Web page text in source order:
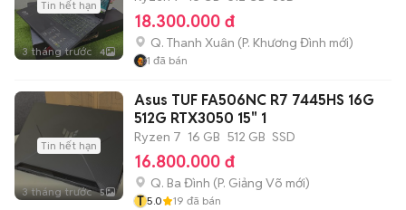
Tin hết hạn
3 tháng trước 4
18.300.000 đ
Q. Thanh Xuân (P. Khương Đình mới)
1 đã bán
Tin hết hạn
3 tháng trước 5
Asus TUF FA506NC R7 7445HS 16G
512G RTX3050 15" 1
Ryzen 7 16 GB 512 GB SSD
16.800.000 đ
Q. Ba Đình (P. Giảng Võ mới)
T 5.0 19 đã bán